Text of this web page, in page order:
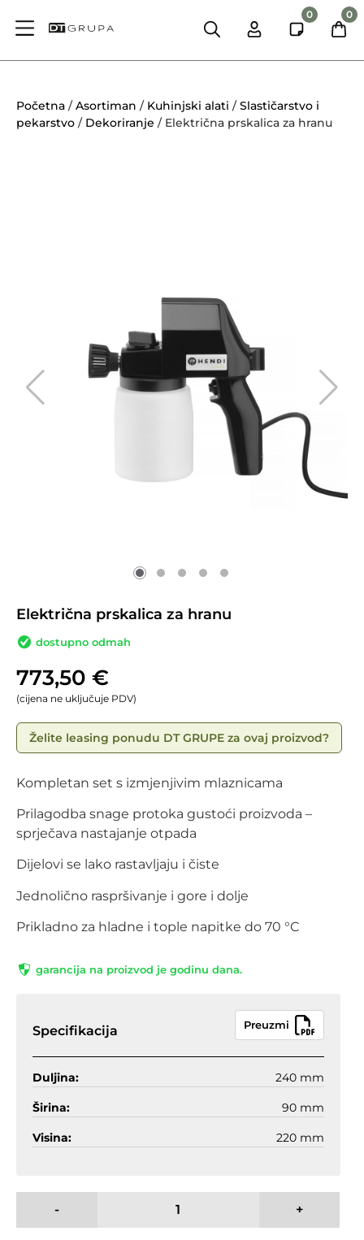
0 0
Početna /Asortiman / Kuhinjski alati /Slastičarstvo i
pekarstvo / Dekoriranje / Električna prskalica za hranu
Električna prskalica za hranu
dostupno odmah
773,50 €
(cijena ne uključuje PDV)
Želite leasing ponudu DT GRUPE za ovaj proizvod?
Kompletan set s izmjenjivim mlaznicama
Prilagodba snage protoka gustoći proizvoda –
sprječava nastajanje otpada
Dijelovi se lako rastavljaju i čiste
Jednolično raspršivanje i gore i dolje
Prikladno za hladne i tople napitke do 70 °C
garancija na proizvod je godinu dana.
Specifikacija Preuzmi
Duljina: 240 mm
Širina: 90 mm
Visina: 220 mm
- +